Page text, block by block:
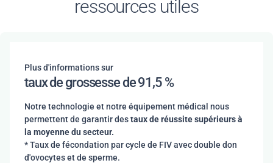
ressources utiles
Plus d'informations sur
taux de grossesse de 91,5 %
Notre technologie et notre équipement médical nous
permettent de garantir destaux de réussite supérieurs à
la moyenne du secteur.
* Taux de fécondation par cycle de FIV avec double don
d'ovocytes et de sperme.